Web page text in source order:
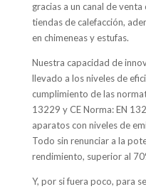
gracias a un canal de
tiendas de calefacción,
en chimeneas y estufas.
Nuestra capacidad de
llevado a los niveles de
cumplimiento de las
13229 y CE Norma: EN
aparatos con niveles de
Todo sin renunciar a la
rendimiento, superior al
Y, por si fuera poco, para